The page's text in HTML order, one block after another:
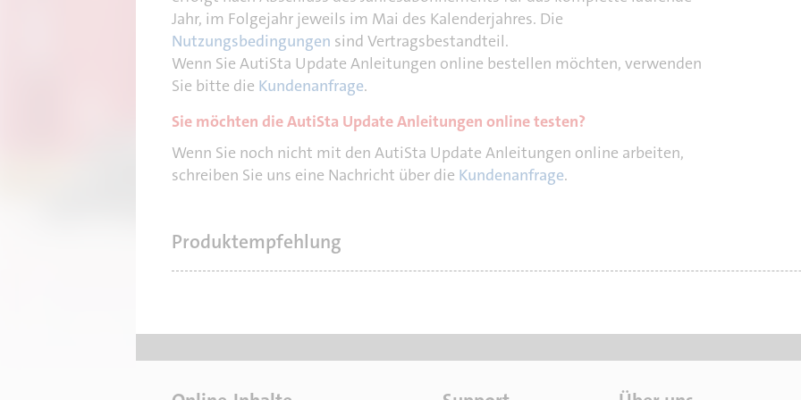
Jahr, im Folgejahr jeweils im Mai des Kalenderjahres. Die
Nutzungsbedingungen sind Vertragsbestandteil.
Wenn Sie AutiSta Update Anleitungen online bestellen möchten, verwenden
Sie bitte die Kundenanfrage.
Sie möchten die AutiSta Update Anleitungen online testen?
Wenn Sie noch nicht mit den AutiSta Update Anleitungen online arbeiten,
schreiben Sie uns eine Nachricht über die Kundenanfrage.
Produktempfehlung